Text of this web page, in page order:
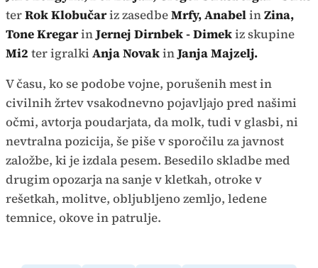
terRok Klobučariz zasedbeMrfy, AnabelinZina,
Tone KregarinJernej Dirnbek - Dimekiz skupine
Mi2 ter igralki Anja NovakinJanja Majzelj.
V času, ko se podobe vojne, porušenih mest in
civilnih žrtev vsakodnevno pojavljajo pred našimi
očmi, avtorja poudarjata, da molk, tudi v glasbi, ni
nevtralna pozicija, še piše v sporočilu za javnost
založbe, ki je izdala pesem. Besedilo skladbe med
drugim opozarja na sanje v kletkah, otroke v
rešetkah, molitve, obljubljeno zemljo, ledene
temnice, okove in patrulje.